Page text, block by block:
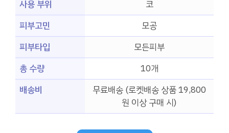
사용 부위
코
피부고민
모공
피부타입
모든피부
총 수량
10개
배송비
무료배송 (로켓배송 상품 19,800
원 이상 구매 시)